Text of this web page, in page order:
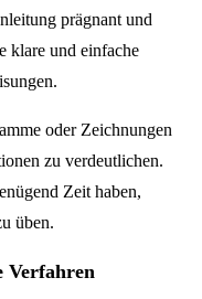
prägnant und
klare und einfache
oder Zeichnungen
zu verdeutlichen.
Zeit haben,
üben.
Verfahren